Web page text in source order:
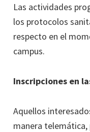
Las actividades
los protocolos
respecto en el
campus.
Inscripciones en
Aquellos
manera telemática,